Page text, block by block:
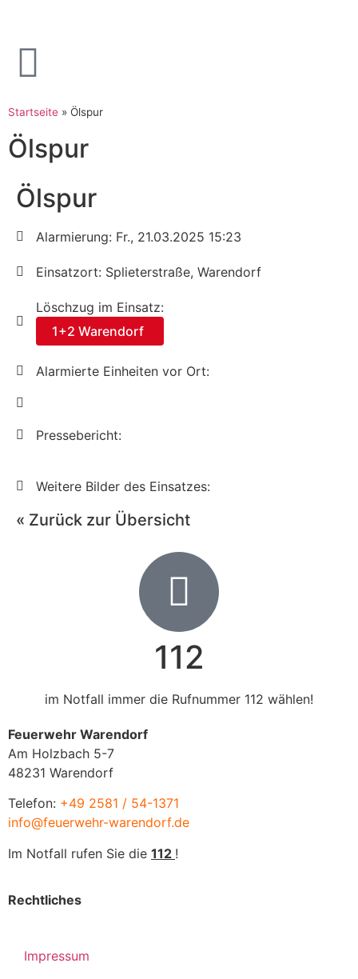
Startseite » Ölspur
Ölspur
Ölspur
Alarmierung: Fr., 21.03.2025 15:23
Einsatzort: Splieterstraße, Warendorf
Löschzug im Einsatz:
1+2 Warendorf
Alarmierte Einheiten vor Ort:
Pressebericht:
Weitere Bilder des Einsatzes:
« Zurück zur Übersicht
112
im Notfall immer die Rufnummer 112 wählen!
Feuerwehr Warendorf
Am Holzbach 5-7
48231 Warendorf
Telefon: +49 2581 / 54-1371
info@feuerwehr-warendorf.de
Im Notfall rufen Sie die 112 !
Rechtliches
Impressum